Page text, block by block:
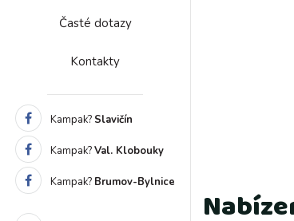
Časté dotazy
Kontakty
Kampak? Slavičín
Kampak?Val. Klobouky
Kampak? Brumov-Bylnice